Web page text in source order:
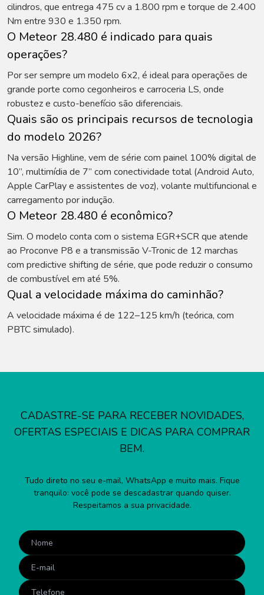
cilindros, que entrega 475 cv a 1.800 rpm e torque de 2.400
Nm entre 930 e 1.350 rpm.
O Meteor 28.480 é indicado para quais
operações?
Por ser sempre um modelo 6x2, é ideal para operações de
grande porte como cegonheiros e carroceria LS, onde
robustez e custo-benefício são diferenciais.
Quais são os principais recursos de tecnologia
do modelo 2026?
Na versão Highline, vem de série com painel 100% digital de
10”, multimídia de 7” com conectividade total (Android Auto,
Apple CarPlay e assistentes de voz), volante multifuncional e
carregamento por indução.
O Meteor 28.480 é econômico?
Sim. O modelo conta com o sistema EGR+SCR que atende
ao Proconve P8 e a transmissão V-Tronic de 12 marchas
com predictive shifting de série, que pode reduzir o consumo
de combustível em até 5%.
Qual a velocidade máxima do caminhão?
A velocidade máxima é de 122–125 km/h (teórica, com
PBTC simulado).
CADASTRE-SE PARA RECEBER NOVIDADES,
OFERTAS ESPECIAIS E DICAS PARA COMPRAR
BEM.
Tudo direto no seu e-mail, WhatsApp e muito mais. Fique
tranquilo: você pode se descadastrar quando quiser.
Respeitamos a sua privacidade.